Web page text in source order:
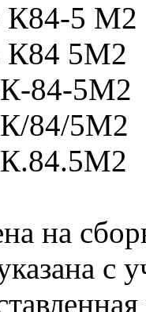
К84-5 М2
К84 5М2
84-5М2
84/5М2
на
с